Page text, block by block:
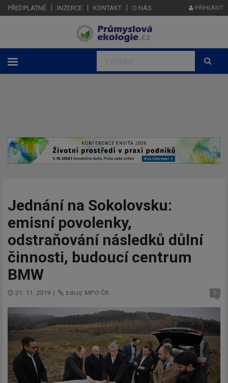
PŘEDPLATNÉ INZERCE KONTAKT O NÁS PŘIHLÁSIT
Jednání na Sokolovsku:
emisní povolenky,
odstraňování následků důlní
činnosti, budoucí centrum
BMW
21. 11. 2019 | zdroj: MPO ČR 0